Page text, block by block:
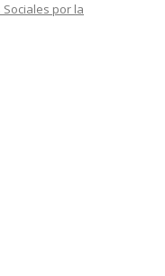
Sociales por la